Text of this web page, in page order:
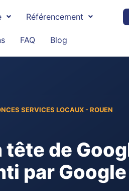
Référencement
FAQ Blog
SERVICES LOCAUX - ROUEN
tête de
par